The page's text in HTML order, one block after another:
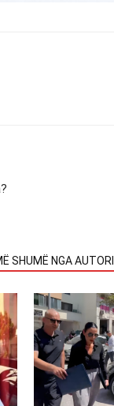
SHUMË NGA AUTORI